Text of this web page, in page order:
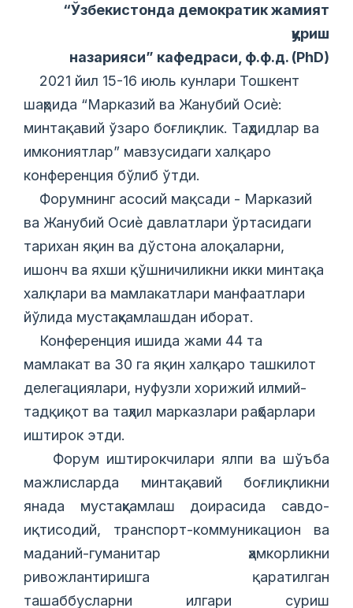
“Ўзбекистонда демократик жамият
қуриш
назарияси” кафедраси, ф.ф.д. (PhD)
2021 йил 15-16 июль кунлари Тошкент
шаҳрида “Марказий ва Жанубий Осиѐ:
минтақавий ўзаро боғлиқлик. Таҳдидлар ва
имкониятлар” мавзусидаги халқаро
конференция бўлиб ўтди.
Форумнинг асосий мақсади - Марказий
ва Жанубий Осиѐ давлатлари ўртасидаги
тарихан яқин ва дўстона алоқаларни,
ишонч ва яхши қўшничиликни икки минтақа
халқлари ва мамлакатлари манфаатлари
йўлида мустаҳкамлашдан иборат.
Конференция ишида жами 44 та
мамлакат ва 30 га яқин халқаро ташкилот
делегациялари, нуфузли хорижий илмий-
тадқиқот ва таҳлил марказлари раҳбарлари
иштирок этди.
Форум иштирокчилари ялпи ва шўъба
мажлисларда минтақавий боғлиқликни
янада мустаҳкамлаш доирасида савдо-
иқтисодий, транспорт-коммуникацион ва
маданий-гуманитар ҳамкорликни
ривожлантиришга қаратилган
ташаббусларни илгари суриш